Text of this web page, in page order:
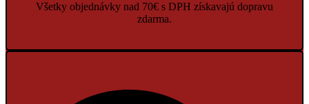
Všetky objednávky nad 70€ s DPH získavajú dopravu
zdarma.